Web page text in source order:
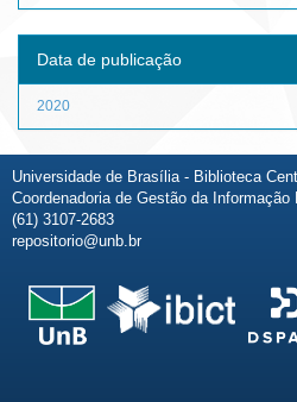
Data de publicação
2020
Universidade de Brasília - Biblioteca
Coordenadoria de Gestão da Informação
(61) 3107-2683
repositorio@unb.br